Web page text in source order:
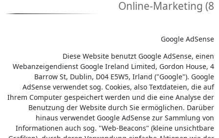
8) Online-Marketing
Google AdSense
Diese Website benutzt Google AdSense, einen
Webanzeigendienst Google Ireland Limited, Gordon House, 4
Barrow St, Dublin, D04 E5W5, Irland ("Google"). Google
AdSense verwendet sog. Cookies, also Textdateien, die auf
Ihrem Computer gespeichert werden und die eine Analyse der
Benutzung der Website durch Sie ermöglichen. Darüber
hinaus verwendet Google AdSense zur Sammlung von
Informationen auch sog. "Web-Beacons" (kleine unsichtbare